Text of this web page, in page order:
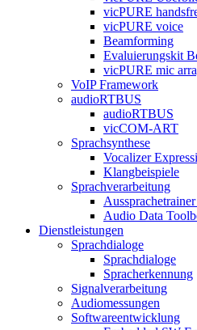
vicPURE
vicPURE voice
Beamforming
Evaluierungskit
vicPURE mic
VoIP Framework
audioRTBUS
audioRTBUS
vicCOM-ART
Sprachsynthese
Vocalizer
Klangbeispiele
Sprachverarbeitung
Audio Data
Dienstleistungen
Sprachdialoge
Sprachdialoge
Spracherkennung
Signalverarbeitung
Audiomessungen
Softwareentwicklung